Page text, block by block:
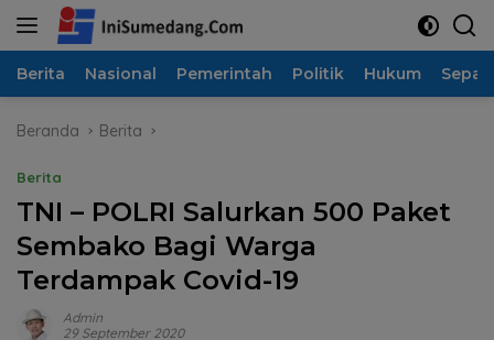
Langsung
Berita Nasional Pemerintah Politik Hukum
Beranda Berita
Berita
TNI – POLRI Salurkan 500 Paket
Sembako Bagi Warga
Terdampak Covid-19
Admin
29 September 2020